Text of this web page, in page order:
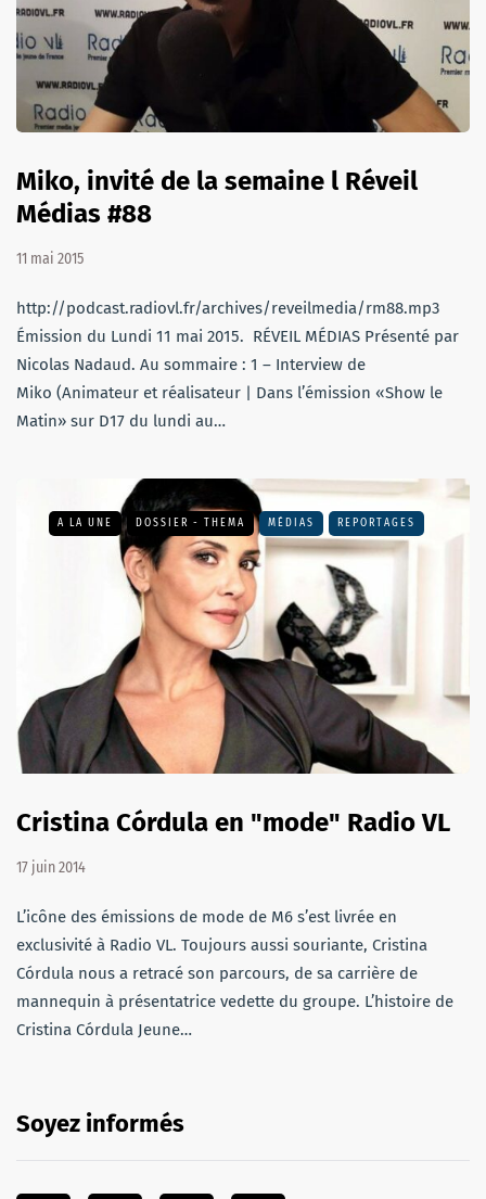
Miko, invité de la semaine l Réveil
Médias #88
11 mai 2015
http://podcast.radiovl.fr/archives/reveilmedia/rm88.mp3
Émission du Lundi 11 mai 2015. RÉVEIL MÉDIAS Présenté par
Nicolas Nadaud. Au sommaire : 1 – Interview de
Miko (Animateur et réalisateur | Dans l’émission «Show le
Matin» sur D17 du lundi au…
A LA UNE DOSSIER - THEMA MÉDIAS REPORTAGES
Cristina Córdula en "mode" Radio VL
17 juin 2014
L’icône des émissions de mode de M6 s’est livrée en
exclusivité à Radio VL. Toujours aussi souriante, Cristina
Córdula nous a retracé son parcours, de sa carrière de
mannequin à présentatrice vedette du groupe. L’histoire de
Cristina Córdula Jeune…
Soyez informés